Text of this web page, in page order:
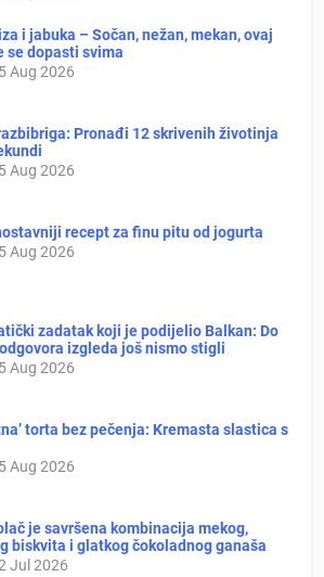
i jabuka – Sočan, nežan, mekan, ovaj
se dopasti svima
Aug 2026
Pronađi 12 skrivenih životinja
Aug 2026
recept za finu pitu od jogurta
Aug 2026
zadatak koji je podijelio Balkan: Do
izgleda još nismo stigli
Aug 2026
torta bez pečenja: Kremasta slastica s
Aug 2026
je savršena kombinacija mekog,
biskvita i glatkog čokoladnog ganaša
Jul 2026